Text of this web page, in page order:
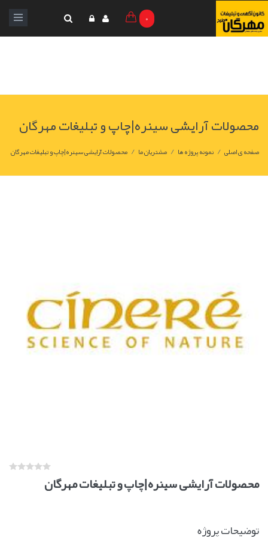
0
محصولات آرایشی سینره|چاپ و تبليغات مهرگان
صفحه ی اصلی / نمونه پروژه ها / مشتریان ما / محصولات آرایشی سینره|چاپ و تبليغات مهرگان
محصولات آرایشی سینره|چاپ و تبليغات مهرگان
توضیحات پروژه